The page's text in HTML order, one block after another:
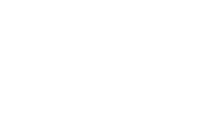
пережевывая,